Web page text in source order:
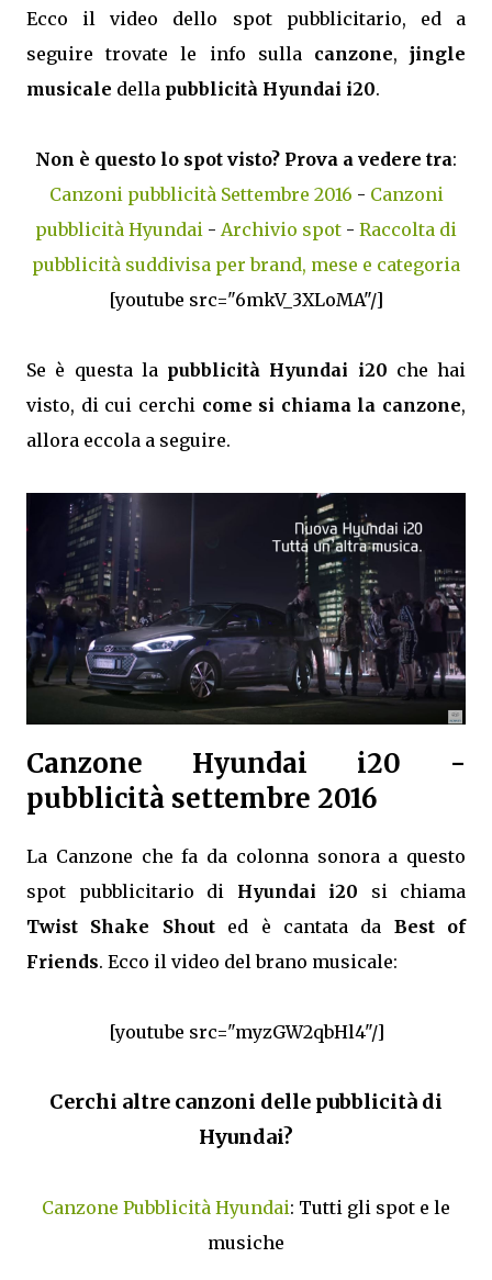
Ecco il video dello spot pubblicitario, ed a
seguire trovate le info sulla canzone,jingle
musicale della pubblicità Hyundai i20.
Non è questo lo spot visto? Prova a vedere tra:
Canzoni pubblicità Settembre 2016 - Canzoni
pubblicità Hyundai - Archivio spot - Raccolta di
pubblicità suddivisa per brand, mese e categoria
[youtube src="6mkV_3XLoMA"/]
Se è questa la pubblicità Hyundai i20 che hai
visto, di cui cerchi come si chiama la canzone,
allora eccola a seguire.
Canzone Hyundai i20 -
pubblicità settembre 2016
La Canzone che fa da colonna sonora a questo
spot pubblicitario di Hyundai i20 si chiama
Twist Shake Shouted è cantata da Best of
Friends. Ecco il video del brano musicale:
[youtube src="myzGW2qbHl4"/]
Cerchi altre canzoni delle pubblicità di
Hyundai?
Canzone Pubblicità Hyundai: Tutti gli spot e le
musiche